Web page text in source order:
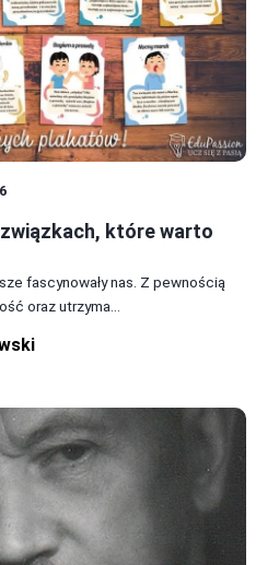
które warto
fascynowały nas. Z pewnością
oraz utrzyma...